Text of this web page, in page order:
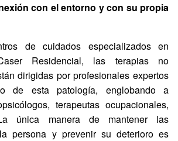
con el entorno y con su propia
de cuidados especializados en
Residencial, las terapias no
dirigidas por profesionales expertos
de esta patología, englobando a
terapeutas ocupacionales,
única manera de mantener las
persona y prevenir su deterioro es